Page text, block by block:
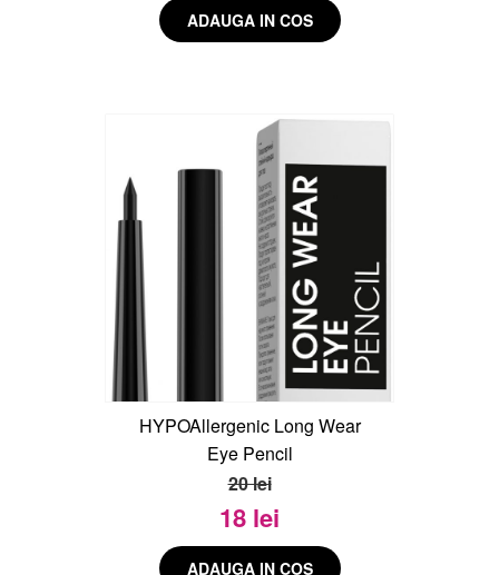
HYPOAllergenic Long Wear
Eye Pencil
20 lei
18 lei